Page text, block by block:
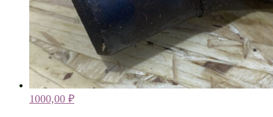
1000,00 ₽